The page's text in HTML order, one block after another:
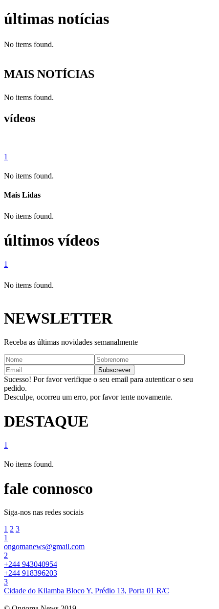
últimas notícias
No items found.
MAIS NOTÍCIAS
No items found.
vídeos
1
No items found.
Mais Lidas
No items found.
últimos vídeos
1
No items found.
NEWSLETTER
Receba as últimas novidades semanalmente
Sucesso! Por favor verifique o seu email para autenticar o seu
pedido.
Desculpe, ocorreu um erro, por favor tente novamente.
DESTAQUE
1
No items found.
fale connosco
Siga-nos nas redes sociais
1 2 3
1
ongomanews@gmail.com
2
+244 943040954
+244 918396203
3
Cidade do Kilamba Bloco Y, Prédio 13, Porta 01 R/C